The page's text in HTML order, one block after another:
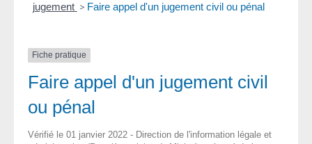
jugement > Faire appel d'un jugement civil ou pénal
Fiche pratique
Faire appel d'un jugement civil
ou pénal
Vérifié le 01 janvier 2022 - Direction de l'information légale et